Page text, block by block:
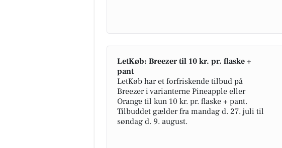
LetKøb: Breezer til 10 kr. pr. flaske +
pant
LetKøb har et forfriskende tilbud på
Breezer i varianterne Pineapple eller
Orange til kun 10 kr. pr. flaske + pant.
Tilbuddet gælder fra mandag d. 27. juli til
søndag d. 9. august.